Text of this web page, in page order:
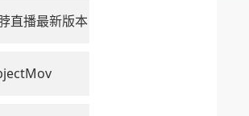
直播最新版本